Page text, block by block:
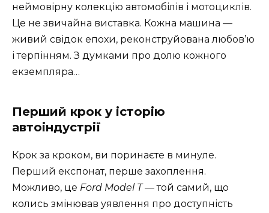
неймовірну колекцію автомобілів і мотоциклів.
Це не звичайна виставка. Кожна машина —
живий свідок епохи, реконструйована любов’ю
і терпінням. З думками про долю кожного
екземпляра…
Перший крок у історію
автоіндустрії
Крок за кроком, ви поринаєте в минуле.
Перший експонат, перше захоплення.
Можливо, це Ford Model T— той самий, що
колись змінював уявлення про доступність